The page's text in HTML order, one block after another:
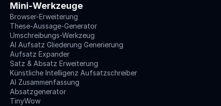
Mini-Werkzeuge
Browser-Erweiterung
These-Aussage-Generator
Umschreibungs-Werkzeug
AI Aufsatz Gliederung Generierung
Aufsatz Expander
Satz & Absatz Erweiterung
Künstliche Intelligenz Aufsatzschreiber
AI Zusammenfassung
Absatzgenerator
TinyWow